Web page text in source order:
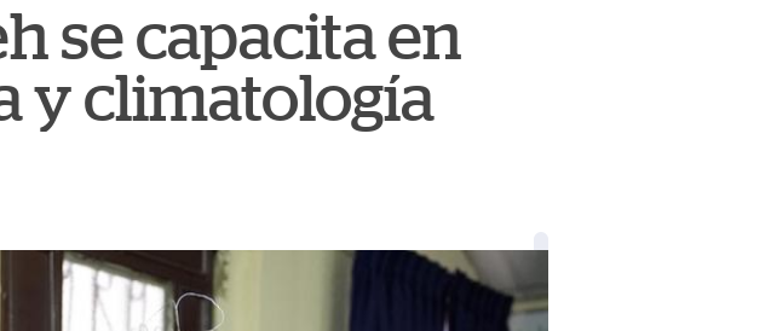
se capacita en
y climatología